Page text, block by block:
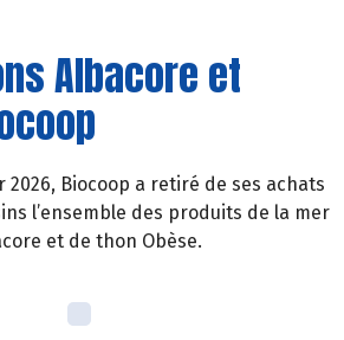
Albacore et
2026, Biocoop a retiré de ses achats
l’ensemble des produits de la mer
et de thon Obèse.